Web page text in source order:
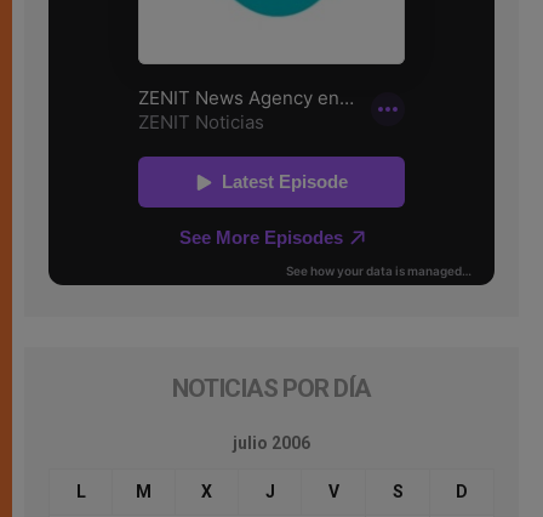
NOTICIAS POR DÍA
julio 2006
L M X J V S D